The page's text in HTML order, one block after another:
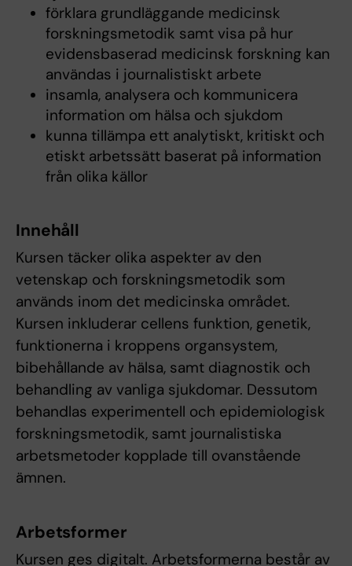
förklara grundläggande medicinsk
forskningsmetodik samt visa på hur
evidensbaserad medicinsk forskning kan
användas i journalistiskt arbete
insamla, analysera och kommunicera
information om hälsa och sjukdom
kunna tillämpa ett analytiskt, kritiskt och
etiskt arbetssätt baserat på information
från olika källor
Innehåll
Kursen täcker olika aspekter av den
vetenskap och forskningsmetodik som
används inom det medicinska området.
Kursen inkluderar cellens funktion, genetik,
funktionerna i kroppens organsystem,
bibehållande av hälsa, samt diagnostik och
behandling av vanliga sjukdomar. Dessutom
behandlas experimentell och epidemiologisk
forskningsmetodik, samt journalistiska
arbetsmetoder kopplade till ovanstående
ämnen.
Arbetsformer
Kursen ges digitalt. Arbetsformerna består av